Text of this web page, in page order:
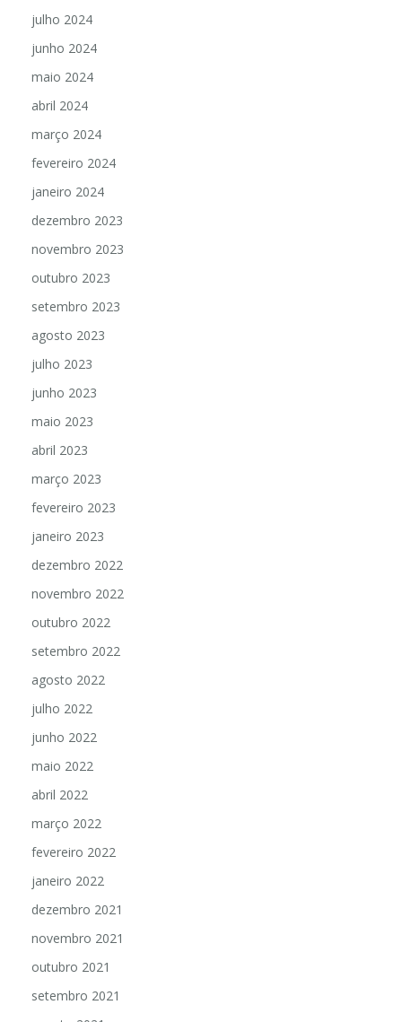
julho 2024
junho 2024
maio 2024
abril 2024
março 2024
fevereiro 2024
janeiro 2024
dezembro 2023
novembro 2023
outubro 2023
setembro 2023
agosto 2023
julho 2023
junho 2023
maio 2023
abril 2023
março 2023
fevereiro 2023
janeiro 2023
dezembro 2022
novembro 2022
outubro 2022
setembro 2022
agosto 2022
julho 2022
junho 2022
maio 2022
abril 2022
março 2022
fevereiro 2022
janeiro 2022
dezembro 2021
novembro 2021
outubro 2021
setembro 2021